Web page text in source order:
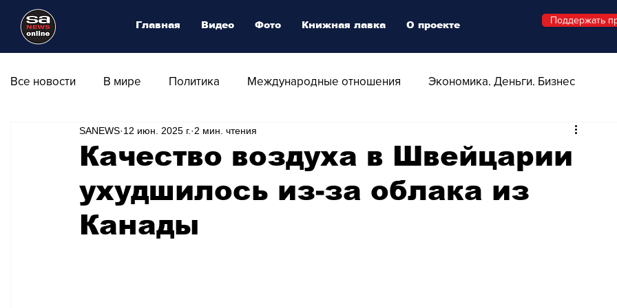
Все новости В мире Политика Международные отношения Экономика. Деньги. Бизнес
Общество Армия Аналитика
Транспорт Культура Магия искусства Swiss Афиша Стиль Стильный четверг
Качество воздуха в Швейцарии
ухудшилось из-за облака из
Канады
SANEWS 12 июн. 2025 г. 2 мин. чтения
Главная Видео Фото Книжная лавка О проекте Поддержать